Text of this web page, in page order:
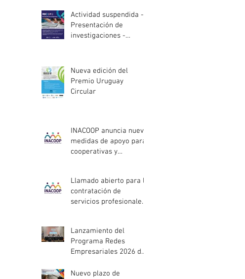
Actividad suspendida -
Presentación de
investigaciones -
Nueva edición del
Premio Uruguay
Circular
INACOOP anuncia nueve
medidas de apoyo para
cooperativas y
afectadas por el
temporal
Llamado abierto para la
contratación de
servicios profesionales
Lanzamiento del
Programa Redes
Empresariales 2026 de
Nuevo plazo de